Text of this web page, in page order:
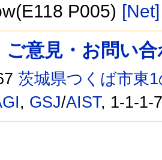
P005) [Net]
ご意見・お問い
茨城県つくば市東
, GSJ/AIST, 1-1-1-